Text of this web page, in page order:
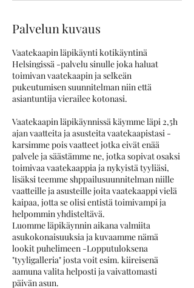
Palvelun kuvaus
Vaatekaapin läpikäynti kotikäyntinä
Helsingissä -palvelu sinulle joka haluat
toimivan vaatekaapin ja selkeän
pukeutumisen suunnitelman niin että
asiantuntija vierailee kotonasi.
Vaatekaapin läpikäynnissä käymme läpi 2,5h
ajan vaatteita ja asusteita vaatekaapistasi -
karsimme pois vaatteet jotka eivät enää
palvele ja säästämme ne, jotka sopivat osaksi
toimivaa vaatekaappia ja nykyistä tyyliäsi,
lisäksi teemme shppailusuunnitelman niille
vaatteille ja asusteille joita vaatekaappi vielä
kaipaa, jotta se olisi entistä toimivampi ja
helpommin yhdisteltävä.
Luomme läpikäynnin aikana valmiita
asukokonaisuuksia ja kuvaamme nämä
lookit puhelimeen -Lopputuloksena
"tyyligalleria" josta voit esim. kiireisenä
aamuna valita helposti ja vaivattomasti
päivän asun.